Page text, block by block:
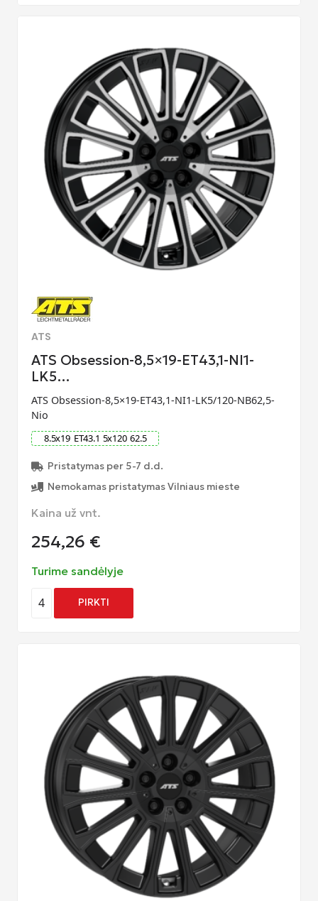
ATS
ATS Obsession-8,5×19-ET43,1-NI1-
LK5…
ATS Obsession-8,5×19-ET43,1-NI1-LK5/120-NB62,5-
Nio
8.5x19 ET43.1 5x120 62.5
Pristatymas per 5-7 d.d.
Nemokamas pristatymas Vilniaus mieste
Kaina už vnt.
254,26 €
Turime sandėlyje
4 PIRKTI